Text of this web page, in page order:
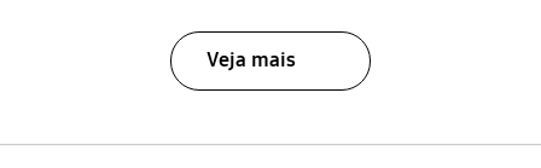
Veja mais